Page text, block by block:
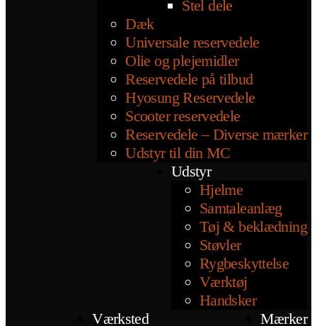
Stel dele
Dæk
Universale reservedele
Olie og plejemidler
Reservedele på tilbud
Hyosung Reservedele
Scooter reservedele
Reservedele – Diverse mærker
Udstyr til din MC
Udstyr
Hjelme
Samtaleanlæg
Tøj & beklædning
Støvler
Rygbeskyttelse
Værktøj
Handsker
Værksted
Mærker